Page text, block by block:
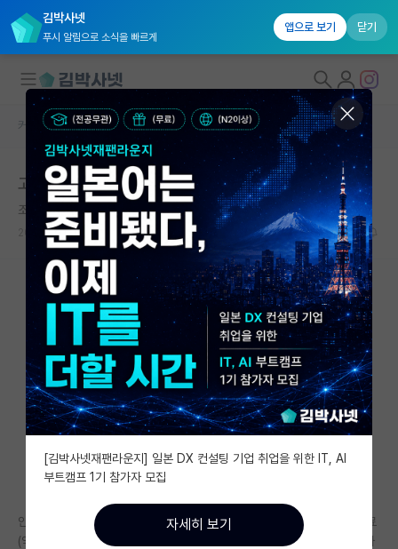
김박사넷
푸시 알림으로 소식을 빠르게
앱으로 보기 닫기
대학원생 모집
국내대학원 정보
연구실&오픈랩
커뮤니티
커뮤니티 홈
전체글보기
베스트 게시판
IF 명예의전당
자유 게시판(아무개랩)
미국 유학 게시판
미국 대학원 합격 후기 게시판
대학원생 모집 게시판
커뮤니티 홈 자유 게시판(아무개랩)
고민 한 번 들어주실래요??
조용한 제인 오스틴
2024.02.29 3 2465
안녕하세요, 저는 지거국(부경 아닙니다)에 재학 중인 학생입니다. 생체재료
(약물전달, 조직재생, 3D hydrogel) 쪽으로 연구가 하고 싶고 현재 고분자
[김박사넷재팬라운지] 일본 DX 컨설팅 기업 취업을 위한 IT, AI
부트캠프 1기 참가자 모집
자세히 보기